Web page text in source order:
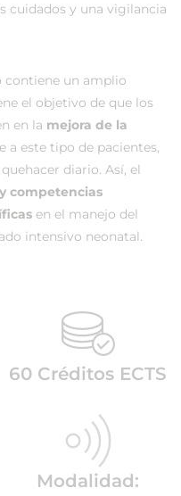
cuidados y una vigilancia
contiene un amplio
el objetivo de que los
en la mejora de la
a este tipo de pacientes,
diario. Así, el
competencias
en el manejo del
intensivo neonatal.
60 Créditos ECTS
Modalidad: